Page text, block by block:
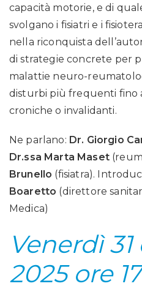
capacità motorie, e di
svolgano i fisiatri e i
nella riconquista
di strategie concrete per
malattie neuro-
disturbi più frequenti fino
croniche o invalidanti.
Ne parlano: Dr. Giorgio
Dr.ssa Marta Maset
Brunello (fisiatra).
Boaretto (direttore
Medica)
Venerdì
2025 ore